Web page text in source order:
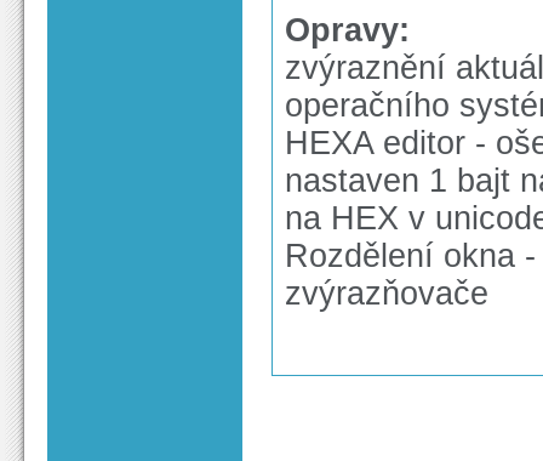
Opravy:
zvýraznění
operačního
HEXA editor -
nastaven 1 bajt
na HEX v
Rozdělení okna
zvýrazňovače